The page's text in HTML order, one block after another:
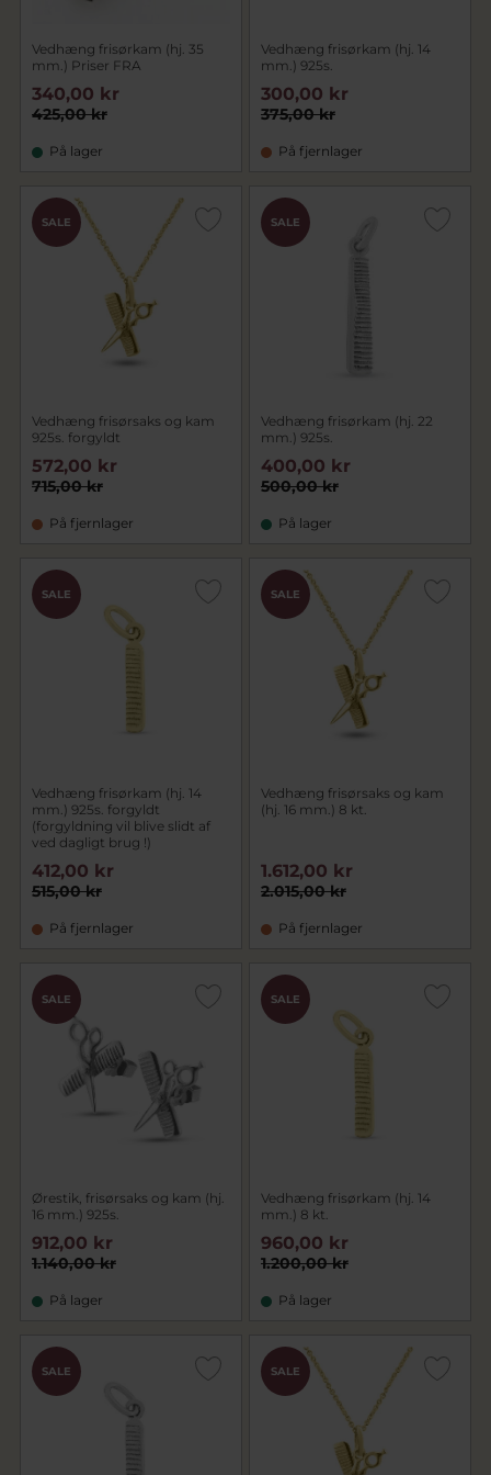
Vedhæng frisørkam (hj. 35
mm.) Priser FRA
425,00 kr
340,00 kr
På lager
Vedhæng frisørkam (hj. 14
mm.) 925s.
375,00 kr
300,00 kr
På fjernlager
SALE
Vedhæng frisørsaks og kam
925s. forgyldt
715,00 kr
572,00 kr
På fjernlager
SALE
Vedhæng frisørkam (hj. 22
mm.) 925s.
500,00 kr
400,00 kr
På lager
SALE
Vedhæng frisørkam (hj. 14
mm.) 925s. forgyldt
(forgyldning vil blive slidt af
ved dagligt brug !)
515,00 kr
412,00 kr
På fjernlager
SALE
Vedhæng frisørsaks og kam
(hj. 16 mm.) 8 kt.
2.015,00 kr
1.612,00 kr
På fjernlager
SALE
Ørestik, frisørsaks og kam (hj.
16 mm.) 925s.
1.140,00 kr
912,00 kr
På lager
SALE
Vedhæng frisørkam (hj. 14
mm.) 8 kt.
1.200,00 kr
960,00 kr
På lager
SALE SALE